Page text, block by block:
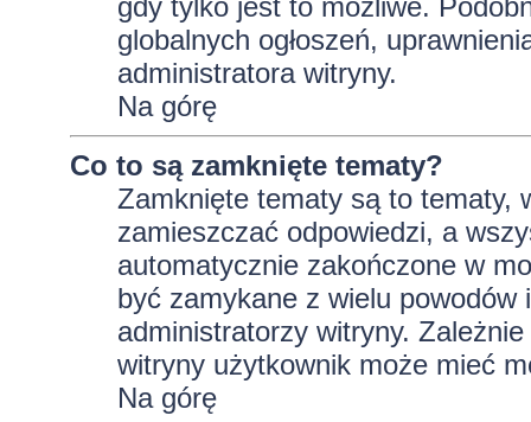
gdy tylko jest to możliwe.
globalnych ogłoszeń,
administratora witryny.
Na górę
Co to są zamknięte tematy?
Zamknięte tematy są to tematy,
zamieszczać odpowiedzi, a
automatycznie zakończone w
być zamykane z wielu
administratorzy witryny.
witryny użytkownik może mieć
Na górę